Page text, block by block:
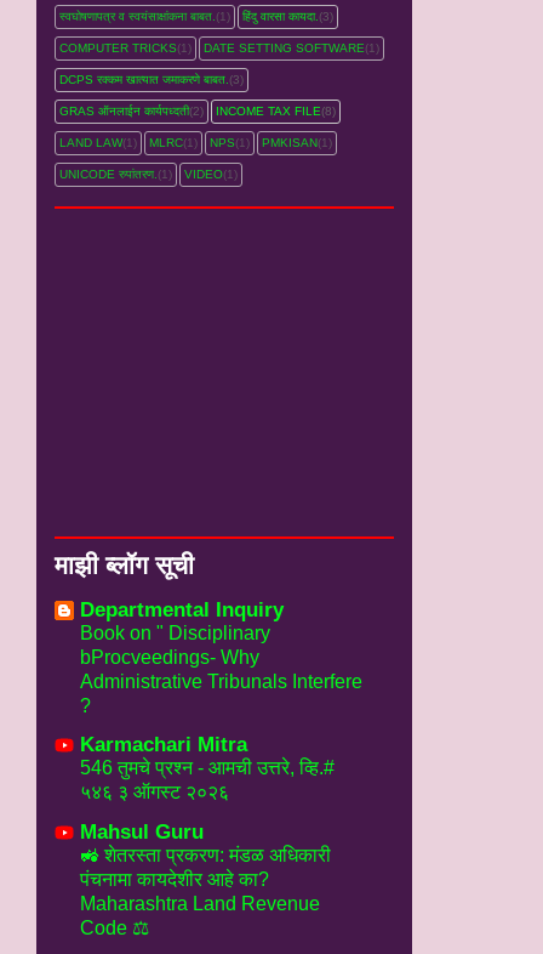
स्वघोषणापत्र व स्वयंसाक्षांकना बाबत. (1) हिंदु वारसा कायदा.(3)
COMPUTER TRICKS(1) DATE SETTING SOFTWARE(1)
DCPS रक्‍कम खात्‍यात जमाकरणे बाबत. (3)
GRAS ऑनलाईन कार्यपध्‍दती(2) INCOME TAX FILE(8)
LAND LAW(1) MLRC(1) NPS(1) PMKISAN(1)
UNICODE रुपांतरण. (1) VIDEO(1)
माझी ब्लॉग सूची
Departmental Inquiry
Book on " Disciplinary
bProcveedings- Why
Administrative Tribunals Interfere
?
Karmachari Mitra
546 तुमचे प्रश्न - आमची उत्तरे, व्हि.#
५४६ ३ ऑगस्ट २०२६
Mahsul Guru
🚜 शेतरस्ता प्रकरण: मंडळ अधिकारी
पंचनामा कायदेशीर आहे का?
Maharashtra Land Revenue
Code ⚖️